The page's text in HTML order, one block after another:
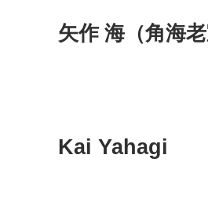
矢作 海（角海
Kai Yahagi